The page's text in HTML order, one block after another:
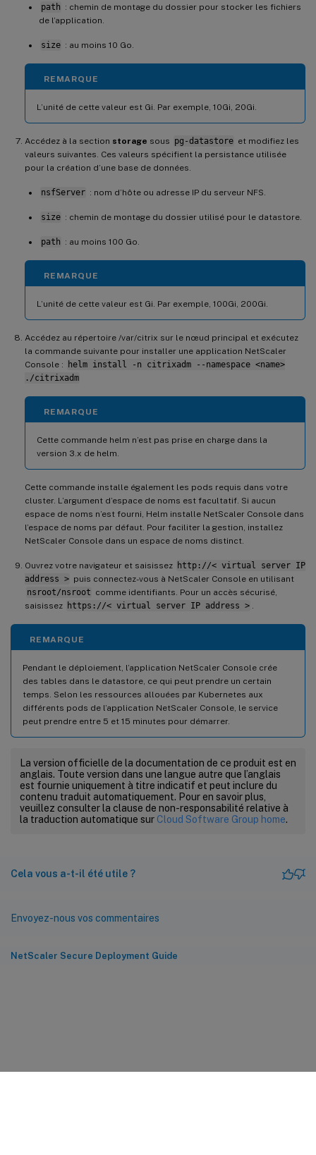
path : chemin de montage du dossier pour stocker les fichiers
de l’application.
size : au moins 10 Go.
REMARQUE
L’unité de cette valeur est Gi. Par exemple, 10Gi, 20Gi.
Accédez à la section storage sous pg-datastore et modifiez les
valeurs suivantes. Ces valeurs spécifient la persistance utilisée
pour la création d’une base de données.
nsfServer : nom d’hôte ou adresse IP du serveur NFS.
size : chemin de montage du dossier utilisé pour le datastore.
path : au moins 100 Go.
REMARQUE
L’unité de cette valeur est Gi. Par exemple, 100Gi, 200Gi.
Accédez au répertoire /var/citrix sur le nœud principal et exécutez
la commande suivante pour installer une application NetScaler
Console :
helm install -n citrixadm --namespace <name>
./citrixadm
REMARQUE
Cette commande helm n’est pas prise en charge dans la
version 3.x de helm.
Cette commande installe également les pods requis dans votre
cluster. L’argument d’espace de noms est facultatif. Si aucun
espace de noms n’est fourni, Helm installe NetScaler Console dans
l’espace de noms par défaut. Pour faciliter la gestion, installez
NetScaler Console dans un espace de noms distinct.
Ouvrez votre navigateur et saisissez http://< virtual server IP
address > puis connectez-vous à NetScaler Console en utilisant
nsroot/nsroot comme identifiants. Pour un accès sécurisé,
saisissez https://< virtual server IP address > .
REMARQUE
Pendant le déploiement, l’application NetScaler Console crée
des tables dans le datastore, ce qui peut prendre un certain
temps. Selon les ressources allouées par Kubernetes aux
différents pods de l’application NetScaler Console, le service
peut prendre entre 5 et 15 minutes pour démarrer.
La version officielle de la documentation de ce produit est en
anglais. Toute version dans une langue autre que l’anglais
est fournie uniquement à titre indicatif et peut inclure du
contenu traduit automatiquement. Pour en savoir plus,
veuillez consulter la clause de non-responsabilité relative à
la traduction automatique sur Cloud Software Group home.
Cela vous a-t-il été utile ?
Envoyez-nous vos commentaires
NetScaler Secure Deployment Guide